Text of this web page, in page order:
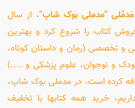
مَدمُلی "مدملی بوک شاپ"، از سال
فروش کتاب را شروع کرد و بهترین
و تخصصی (رمان و داستان کوتاه،
و نوجوان، علوم پزشکی و ....)
کرده است. در مدملی بوک شاپ،
خرید همه کتابها با تخفیف